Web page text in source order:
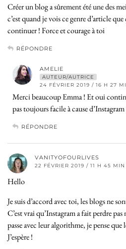
Créer un blog a sûrement été une des
c’est quand je vois ce genre d’article
continuer ! Force et courage à toi
RÉPONDRE
AMELIE
AUTEUR/AUTRICE
24 FÉVRIER 2019 / 16 H 27
Merci beaucoup Emma ! Et oui
pas toujours facile à cause
RÉPONDRE
VANITYOFOURLIVES
22 FÉVRIER 2019 / 11 H 45 MIN
Hello
Je suis d’accord avec toi, les blogs ne
C’est vrai qu’Instagram a fait perdre pas
passe avec leur algorithme, je pense
J’espère !